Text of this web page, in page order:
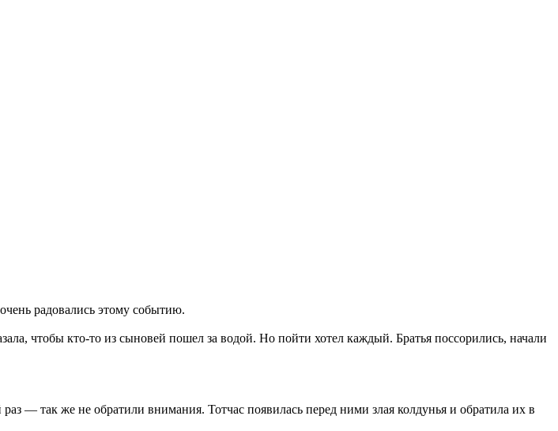
радовались этому событию.
чтобы кто-то из сыновей пошел за водой. Но пойти хотел каждый. Братья поссорились, начали
— так же не обратили внимания. Тотчас появилась перед ними злая колдунья и обратила их в